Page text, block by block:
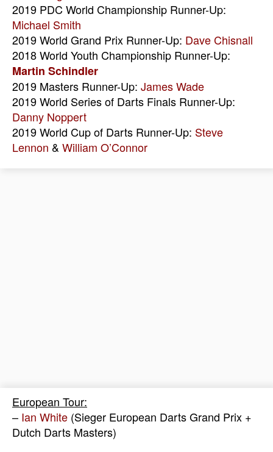
2019 PDC World Championship Runner-Up:
Michael Smith
2019 World Grand Prix Runner-Up: Dave Chisnall
2018 World Youth Championship Runner-Up:
Martin Schindler
2019 Masters Runner-Up: James Wade
2019 World Series of Darts Finals Runner-Up:
Danny Noppert
2019 World Cup of Darts Runner-Up: Steve
Lennon & William O’Connor
European Tour:
– Ian White (Sieger European Darts Grand Prix +
Dutch Darts Masters)